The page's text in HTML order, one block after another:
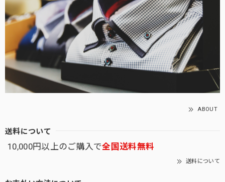
ABOUT
送料について
10,000円以上のご購入で全国送料無料
送料について